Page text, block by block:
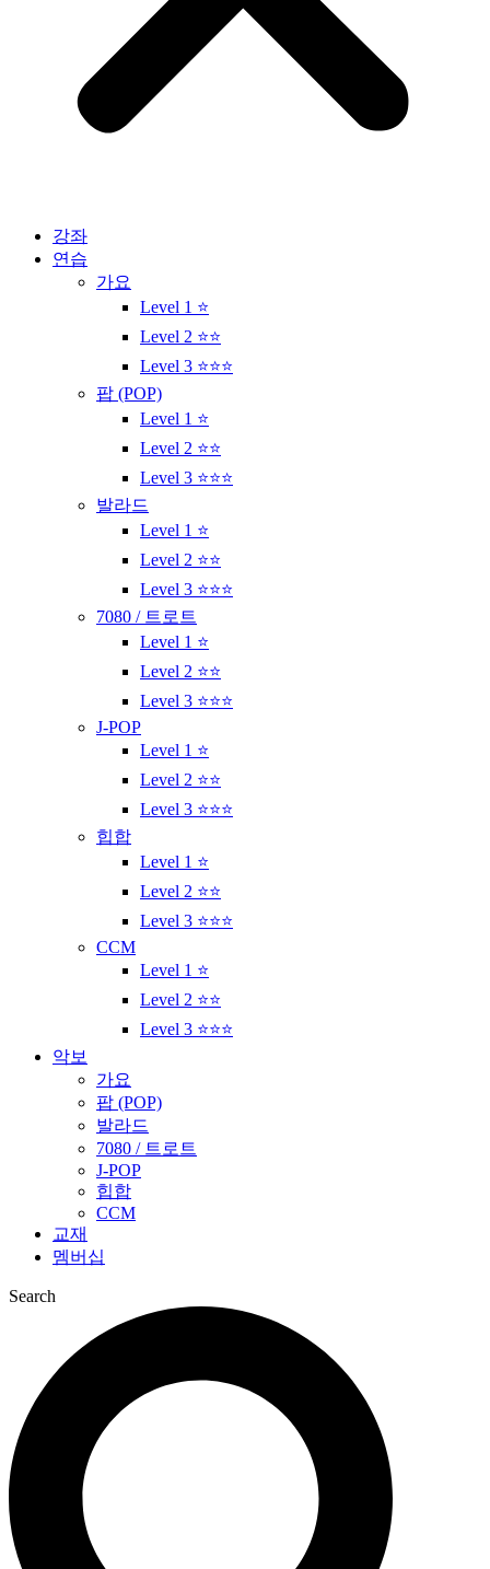
강좌
연습
가요
Level 1 ⭐
Level 2 ⭐⭐
Level 3 ⭐⭐⭐
팝 (POP)
Level 1 ⭐
Level 2 ⭐⭐
Level 3 ⭐⭐⭐
발라드
Level 1 ⭐
Level 2 ⭐⭐
Level 3 ⭐⭐⭐
7080 / 트로트
Level 1 ⭐
Level 2 ⭐⭐
Level 3 ⭐⭐⭐
J-POP
Level 1 ⭐
Level 2 ⭐⭐
Level 3 ⭐⭐⭐
힙합
Level 1 ⭐
Level 2 ⭐⭐
Level 3 ⭐⭐⭐
CCM
Level 1 ⭐
Level 2 ⭐⭐
Level 3 ⭐⭐⭐
악보
가요
팝 (POP)
발라드
7080 / 트로트
J-POP
힙합
CCM
교재
멤버십
Search